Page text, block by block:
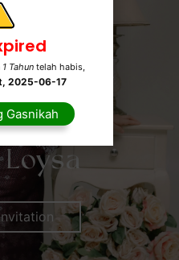
melangkah
hidup kami.
adakan secara
Wedding
Tak pernah kami
of
1 Tahuntelah habis,
2025-06-17
Gasnikah